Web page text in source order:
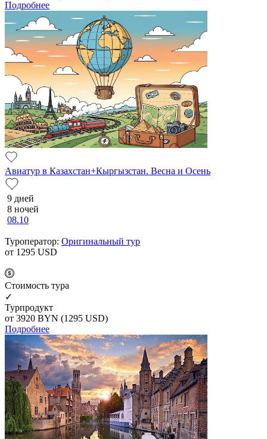
Подробнее
Авиатур в Казахстан+Кыргызстан. Весна и Осень
9 дней
8 ночей
08.10
Туроператор: Оригинальный тур
от 1295 USD
Cтоимость тура
✓
Турпродукт
от 3920 BYN (1295 USD)
Подробнее